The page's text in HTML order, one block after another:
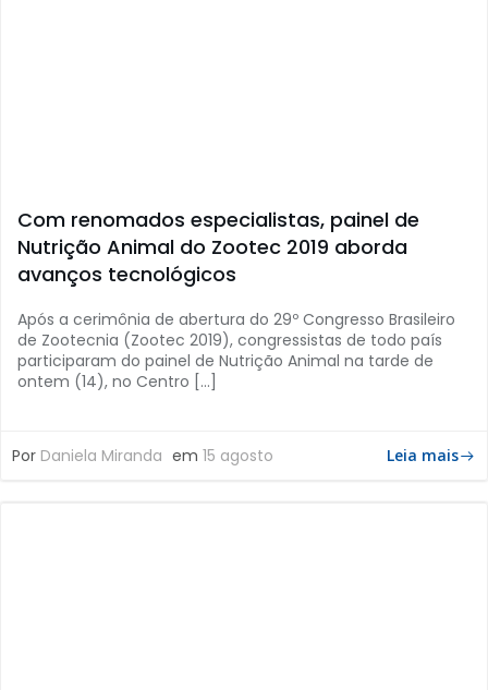
Com renomados especialistas, painel de
Nutrição Animal do Zootec 2019 aborda
avanços tecnológicos
Após a cerimônia de abertura do 29º Congresso Brasileiro
de Zootecnia (Zootec 2019), congressistas de todo país
participaram do painel de Nutrição Animal na tarde de
ontem (14), no Centro […]
Por Daniela Miranda em 15 agosto Leia mais